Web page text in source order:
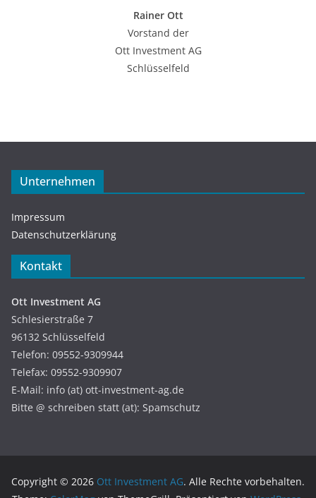
Rainer Ott
Vorstand der
Ott Investment AG
Schlüsselfeld
Unternehmen
Impressum
Datenschutzerklärung
Kontakt
Ott Investment AG
Schlesierstraße 7
96132 Schlüsselfeld
Telefon: 09552-9309944
Telefax: 09552-9309907
E-Mail: info (at) ott-investment-ag.de
Bitte @ schreiben statt (at): Spamschutz
Copyright © 2026 Ott Investment AG. Alle Rechte vorbehalten.